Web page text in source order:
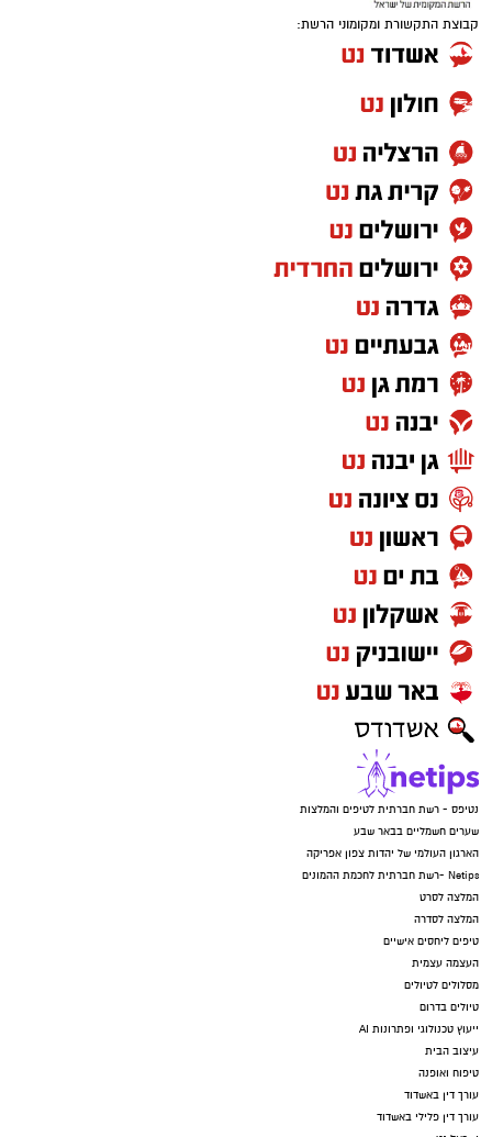
קבוצת התקשורת ומקומוני הרשת:
נטיפס - רשת חברתית לטיפים והמלצות
שערים חשמליים בבאר שבע
הארגון העולמי של יהדות צפון אפריקה
Netips -רשת חברתית לחכמת ההמונים
המלצה לסרט
המלצה לסדרה
טיפים ליחסים אישיים
העצמה עצמית
מסלולים לטיולים
טיולים בדרום
ייעוץ טכנולוגי ופתרונות AI
עיצוב הבית
טיפוח ואופנה
עורך דין באשדוד
עורך דין פלילי באשדוד